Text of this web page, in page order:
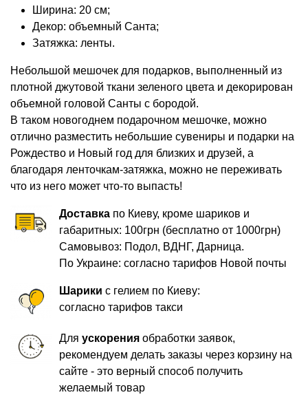
Ширина: 20 см;
Декор: объемный Санта;
Затяжка: ленты.
Небольшой мешочек для подарков, выполненный из
плотной джутовой ткани зеленого цвета и декорирован
объемной головой Санты с бородой.
В таком новогоднем подарочном мешочке, можно
отлично разместить небольшие сувениры и подарки на
Рождество и Новый год для близких и друзей, а
благодаря ленточкам-затяжка, можно не переживать
что из него может что-то выпасть!
Доставка по Киеву, кроме шариков и
габаритных: 100грн (бесплатно от 1000грн)
Самовывоз: Подол, ВДНГ, Дарница.
По Украине: согласно тарифов Новой почты
Шарики с гелием по Киеву:
согласно тарифов такси
Дляускорения обработки заявок,
рекомендуем делать заказы через корзину на
сайте - это верный способ получить
желаемый товар